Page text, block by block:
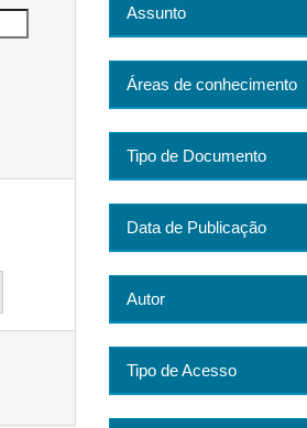
Assunto
Áreas de conhecimento
Tipo de Documento
Data de Publicação
Autor
Tipo de Acesso